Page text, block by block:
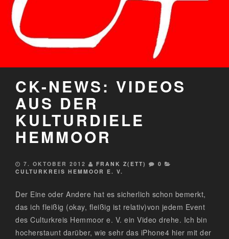
CK-NEWS: VIDEOS
AUS DER
KULTURDIELE
HEMMOOR
7. OKTOBER 2012 FRANK Z(ETT)
0
CULTURKREIS HEMMOOR E. V.
Der Eine oder Andere hat es sicherlich schon bemerkt,
das ich fleißig (okay, fleißig ist relativ)von jedem Event
des Culturkreis Hemmoor e. V. ein Video drehe. Ich bin
hocherstaunt darüber, wie sehr das iPhone4 hier mit der